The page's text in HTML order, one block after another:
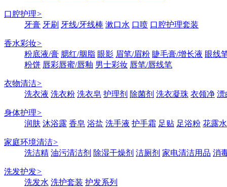
口腔护理>
牙膏 牙刷 牙线/牙线棒 漱口水 口喷 口腔护理套装
香水彩妆>
粉底液/膏 腮红/胭脂 眼影 眉笔/眉粉 睫毛膏/增长液 眼线
粉饼 唇彩唇蜜/唇釉 男士彩妆 唇笔/唇线笔
衣物清洁>
洗衣液 洗衣粉 洗衣皂 护理剂 除菌剂 洗衣凝珠 衣领净 漂
身体护理>
润肤 沐浴露 香皂 浴盐 洗手液 护手霜 足贴 足浴粉 花露水
家庭环境清洁>
洗洁精 油污清洁剂 除湿干燥剂 洁厕剂 家电清洁用品 消
洗发护发>
洗发水 洗护套装 护发系列